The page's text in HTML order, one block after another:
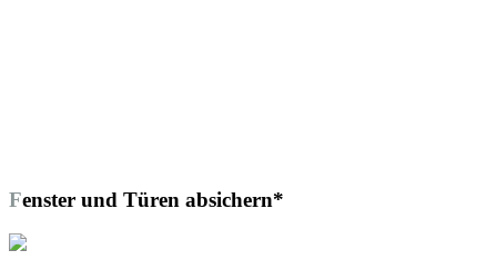
Fenster und Türen absichern*